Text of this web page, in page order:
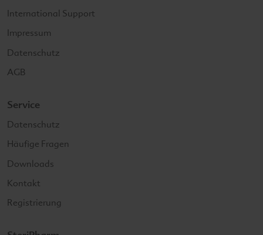
International Support
Impressum
Datenschutz
AGB
Service
Datenschutz
Häufige Fragen
Downloads
Kontakt
Registrierung